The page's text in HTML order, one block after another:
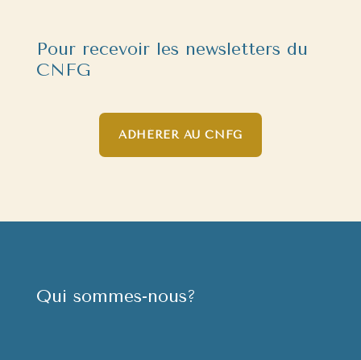
Pour recevoir les newsletters du
CNFG
ADHÉRER AU CNFG
Qui sommes-nous?